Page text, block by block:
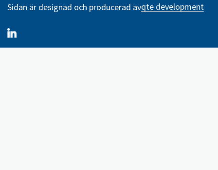
Sidan är designad och producerad avqte development